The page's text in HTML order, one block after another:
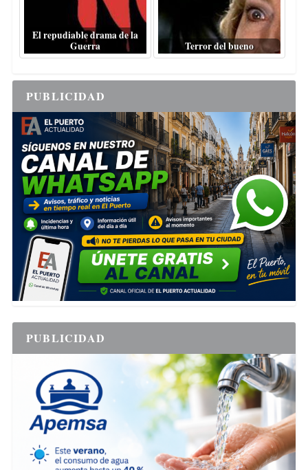
El repudiable drama de la
Guerra
Terror del bueno
PUBLICIDAD
PUBLICIDAD